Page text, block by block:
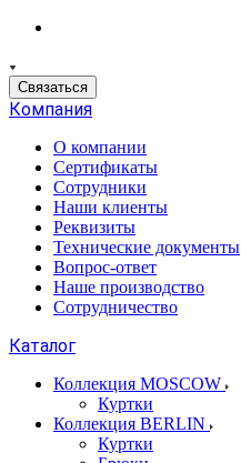
Связаться
Компания
О компании
Сертификаты
Сотрудники
Наши клиенты
Реквизиты
Технические документы
Вопрос-ответ
Наше производство
Сотрудничество
Каталог
Коллекция MOSCOW
Куртки
Коллекция BERLIN
Куртки